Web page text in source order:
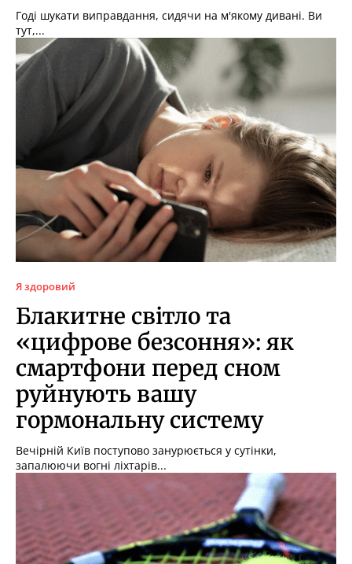
Годі шукати виправдання, сидячи на м'якому дивані. Ви
тут,...
Я здоровий
Блакитне світло та
«цифрове безсоння»: як
смартфони перед сном
руйнують вашу
гормональну систему
Вечірній Київ поступово занурюється у сутінки,
запалюючи вогні ліхтарів...